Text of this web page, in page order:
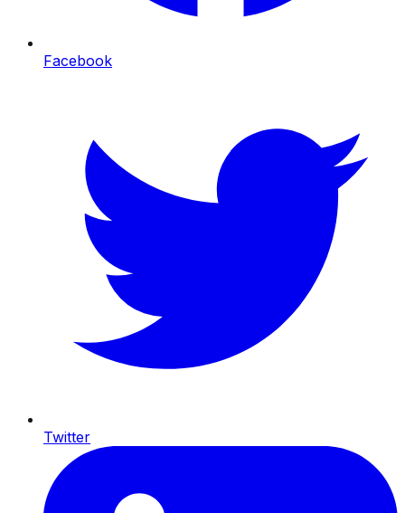
Facebook
Twitter